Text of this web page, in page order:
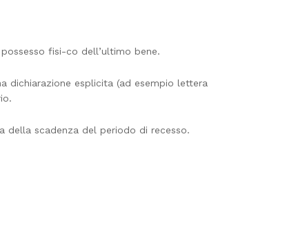
fisi-co dell’ultimo bene.
dichiarazione esplicita (ad esempio lettera
della scadenza del periodo di recesso.